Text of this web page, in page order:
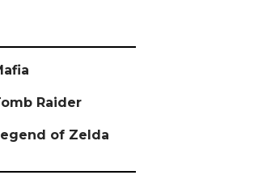
Raider
of Zelda